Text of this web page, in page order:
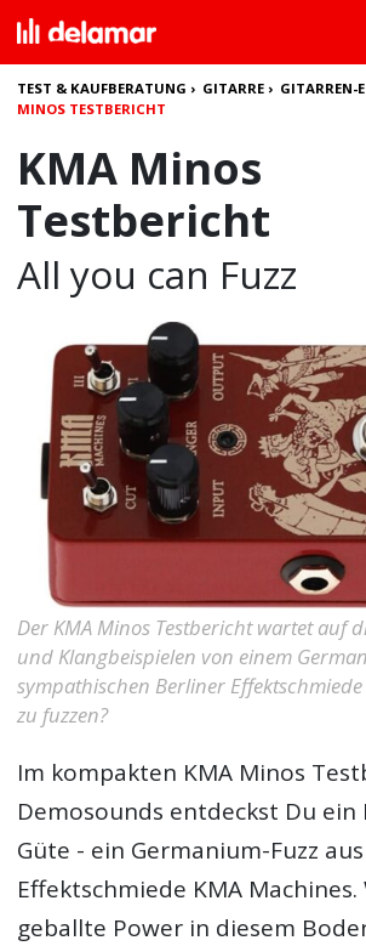
TEST & KAUFBERATUNG › GITARRE › GITARREN-
MINOS TESTBERICHT
KMA Minos
Testbericht
All you can Fuzz
Der KMA Minos Testbericht wartet auf
und Klangbeispielen von einem
sympathischen Berliner
zu fuzzen?
Im kompakten KMA Minos
Demosounds entdeckst Du ein
Güte - ein Germanium-Fuzz
Effektschmiede KMA Machines.
geballte Power in diesem